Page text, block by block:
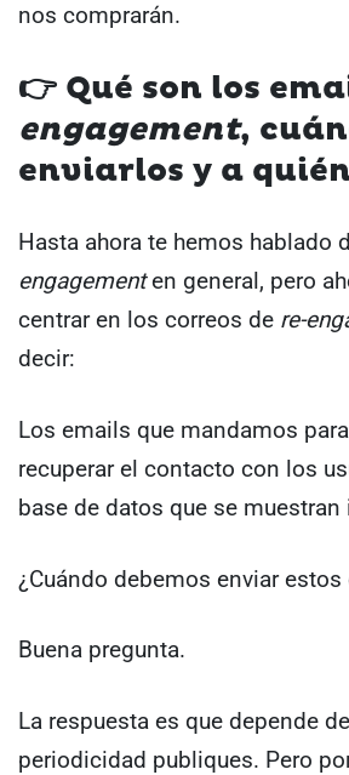
nos comprarán.
👉 Qué son los
engagement,
enviarlos y a
Hasta ahora te hemos hablado
engagementen general, pero
centrar en los correos de re-
decir:
Los emails que mandamos
recuperar el contacto con los
base de datos que se
¿Cuándo debemos enviar estos
Buena pregunta.
La respuesta es que depende
periodicidad publiques. Pero